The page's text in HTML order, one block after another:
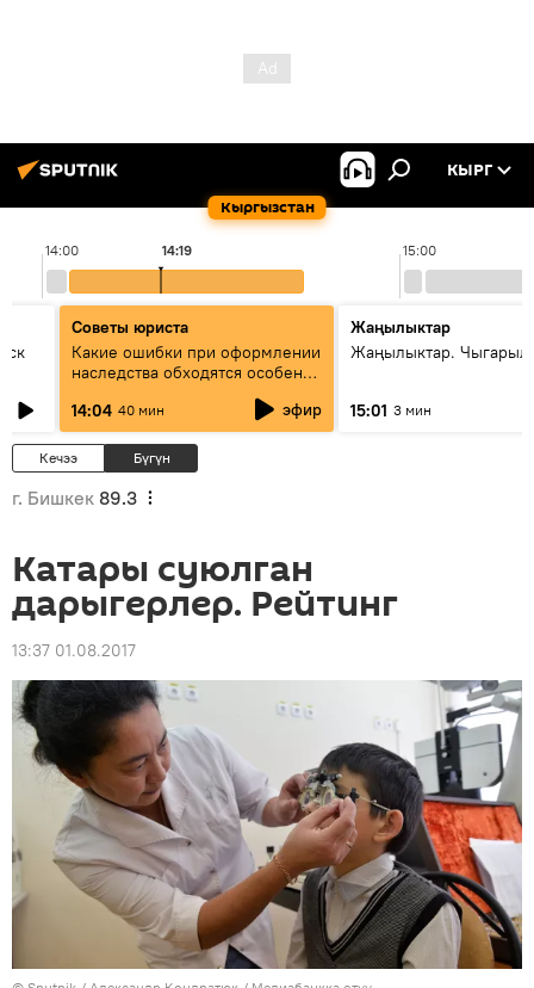
Кыргызстан
КЫРГ
14:00 15:00
14:19
Советы юриста
Какие ошибки при оформлении
наследства обходятся особенно
дорого - советы юриста
14:04 40 мин эфир
Жаңылыктар
Жаңылыктар.
15:01 3 мин
Кечээ Бүгүн
г. Бишкек 89.3
Катары суюлган
дарыгерлер. Рейтинг
13:37 01.08.2017